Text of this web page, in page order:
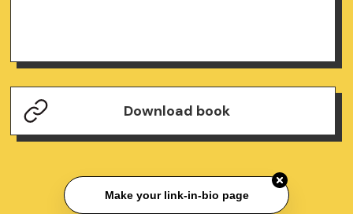
Download book
Make your link-in-bio page